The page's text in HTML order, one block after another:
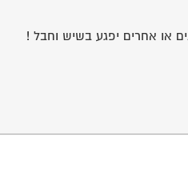
או אחרים יפגע בשיש וחבל !